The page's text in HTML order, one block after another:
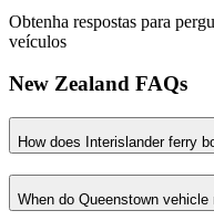
Obtenha respostas para
veículos
New Zealand FAQs
How does Interislander ferry
When do Queenstown